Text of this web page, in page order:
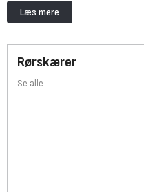
Håndværktøj er en vigtig del af
maskiner
, hvor du også finder
erfarne gør-det-selv byggere.
Bygmas landsdækkende
Læs mere
Rørskærer
Se alle